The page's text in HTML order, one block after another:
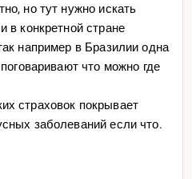
но тут нужно искать
в конкретной стране
например в Бразилии одна
что можно где
страховок покрывает
заболеваний если что.